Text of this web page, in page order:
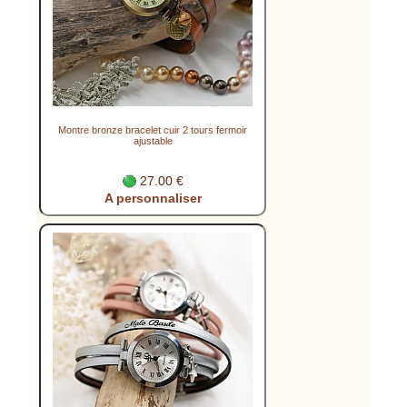
Montre bronze bracelet cuir 2 tours fermoir
ajustable
27.00 €
A personnaliser